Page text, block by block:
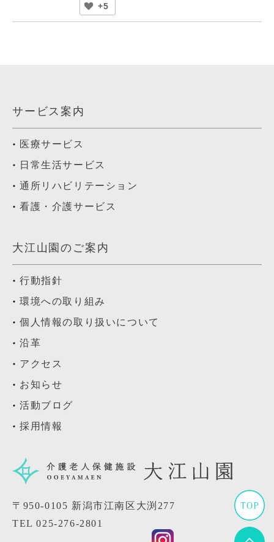
+5
サービス案内
医療サービス
日常生活サービス
通所リハビリテーション
看護・介護サービス
大江山園のご案内
行動指針
環境への取り組み
個人情報の取り扱いについて
沿革
アクセス
お知らせ
活動ブログ
採用情報
〒950-0105 新潟市江南区大渕277
TEL025-276-2801